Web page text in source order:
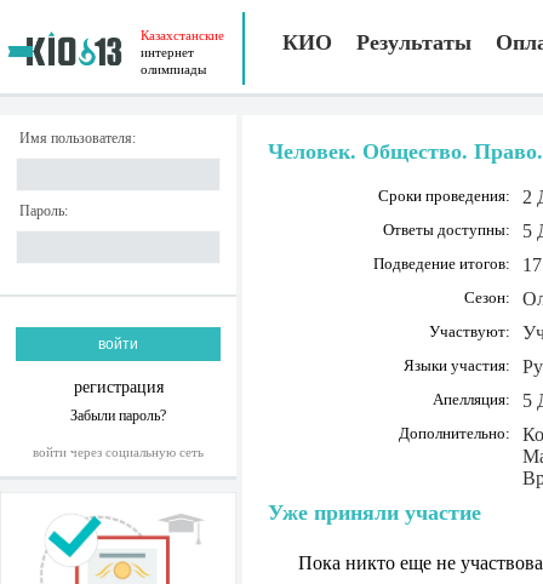
Казахстанские
интернет
олимпиады
КИО Результаты
Имя пользователя:
Пароль:
регистрация
Забыли пароль?
войти через социальную сеть
Человек. Общество.
Сроки проведения: 2
Ответы доступны: 5
Подведение итогов:
Сезон:
Участвуют:
Языки участия:
Апелляция: 5
Дополнительно:
Уже приняли участие
Пока никто еще не